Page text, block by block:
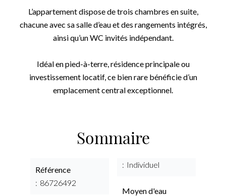
L’appartement dispose de trois chambres en suite,
chacune avec sa salle d’eau et des rangements intégrés,
ainsi qu’un WC invités indépendant.
Idéal en pied-à-terre, résidence principale ou
investissement locatif, ce bien rare bénéficie d’un
emplacement central exceptionnel.
Sommaire
Référence
86726492
Individuel
Moyen d'eau